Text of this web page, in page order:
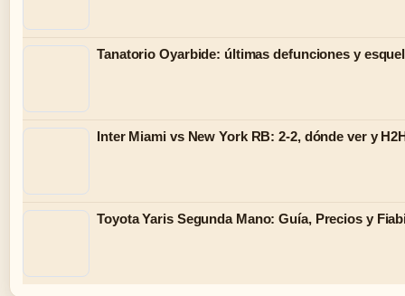
Tanatorio Oyarbide: últimas defunciones y
Inter Miami vs New York RB: 2-2, dónde ver y
Toyota Yaris Segunda Mano: Guía, Precios y